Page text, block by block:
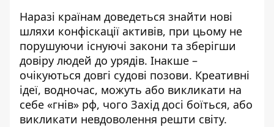
Наразі країнам доведеться знайти нові
шляхи конфіскації активів, при цьому не
порушуючи існуючі закони та зберігши
довіру людей до урядів. Інакше –
очікуються довгі судові позови. Креативні
ідеї, водночас, можуть або викликати на
себе «гнів» рф, чого Захід досі боїться, або
викликати невдоволення решти світу.